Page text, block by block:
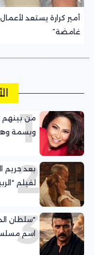
أمير كرارة يستعد
غامضة”
1
من بينهم
وبسمة
2
بعد حريم
لفيلم
3
"سلطان
اسم